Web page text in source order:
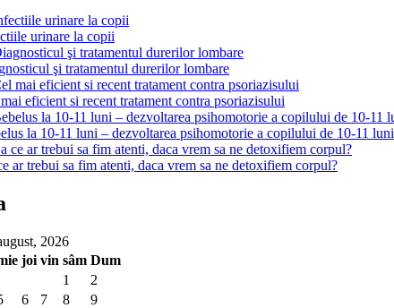
urinare la copii
şi tratamentul durerilor lombare
eficient si recent tratament contra psoriazisului
la 10-11 luni – dezvoltarea psihomotorie a copilului de 10-11 luni
ar trebui sa fim atenti, daca vrem sa ne detoxifiem corpul?
2026
joi vin sâm Dum
1
2
6 7 8
9